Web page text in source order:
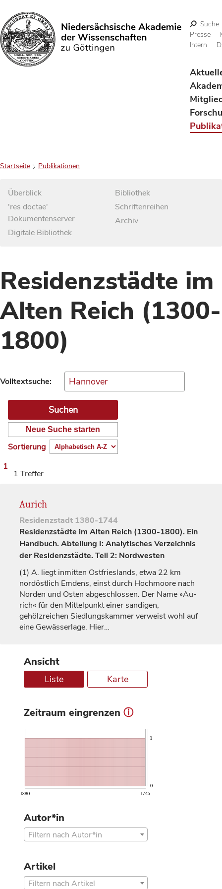
Suchen
Suche
Presse
Intern
Startseite Publikationen
Überblick
'res doctae'
Dokumentenserver
Digitale Bibliothek
Bibliothek
Schriftenreihen
Archiv
Residenzstädte im
Alten Reich (1300-
1800)
Volltextsuche:
Neue Suche starten
Sortierung
1
1 Treffer
Aurich
Residenzstadt 1380-1744
Residenzstädte im Alten Reich (1300-1800). Ein
Handbuch. Abteilung I: Analytisches Verzeichnis
der Residenzstädte. Teil 2: Nordwesten
(1) A. liegt inmitten Ostfrieslands, etwa 22 km
nordöstlich Emdens, einst durch Hochmoore nach
Norden und Osten abgeschlossen. Der Name »Au-
rich« für den Mittelpunkt einer sandigen,
gehölzreichen Siedlungskammer verweist wohl auf
eine Gewässerlage. Hier…
Ansicht
Liste Karte
Zeitraum eingrenzen ⓘ
1380 1745
0
1
Autor*in
Filtern nach Autor*in
Artikel
Filtern nach Artikel